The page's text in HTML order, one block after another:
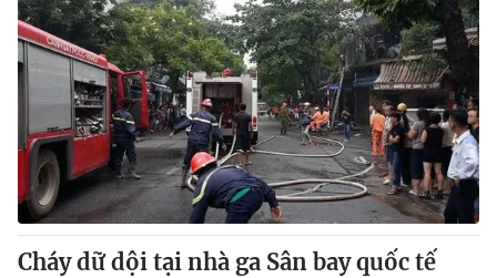
Cháy dữ dội tại nhà ga Sân bay quốc tế